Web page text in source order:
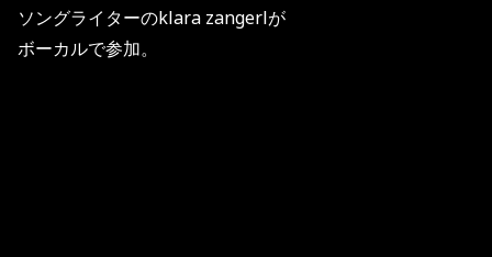
ソングライターのklara zangerlが
ボーカルで参加。